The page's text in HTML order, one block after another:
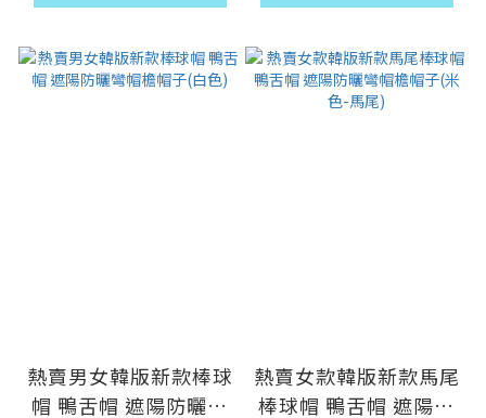
熱賣男女韓版新款棒球
帽 鴨舌帽 遮陽防曬彎
熱賣女款韓版新款馬尾
棒球帽 鴨舌帽 遮陽防